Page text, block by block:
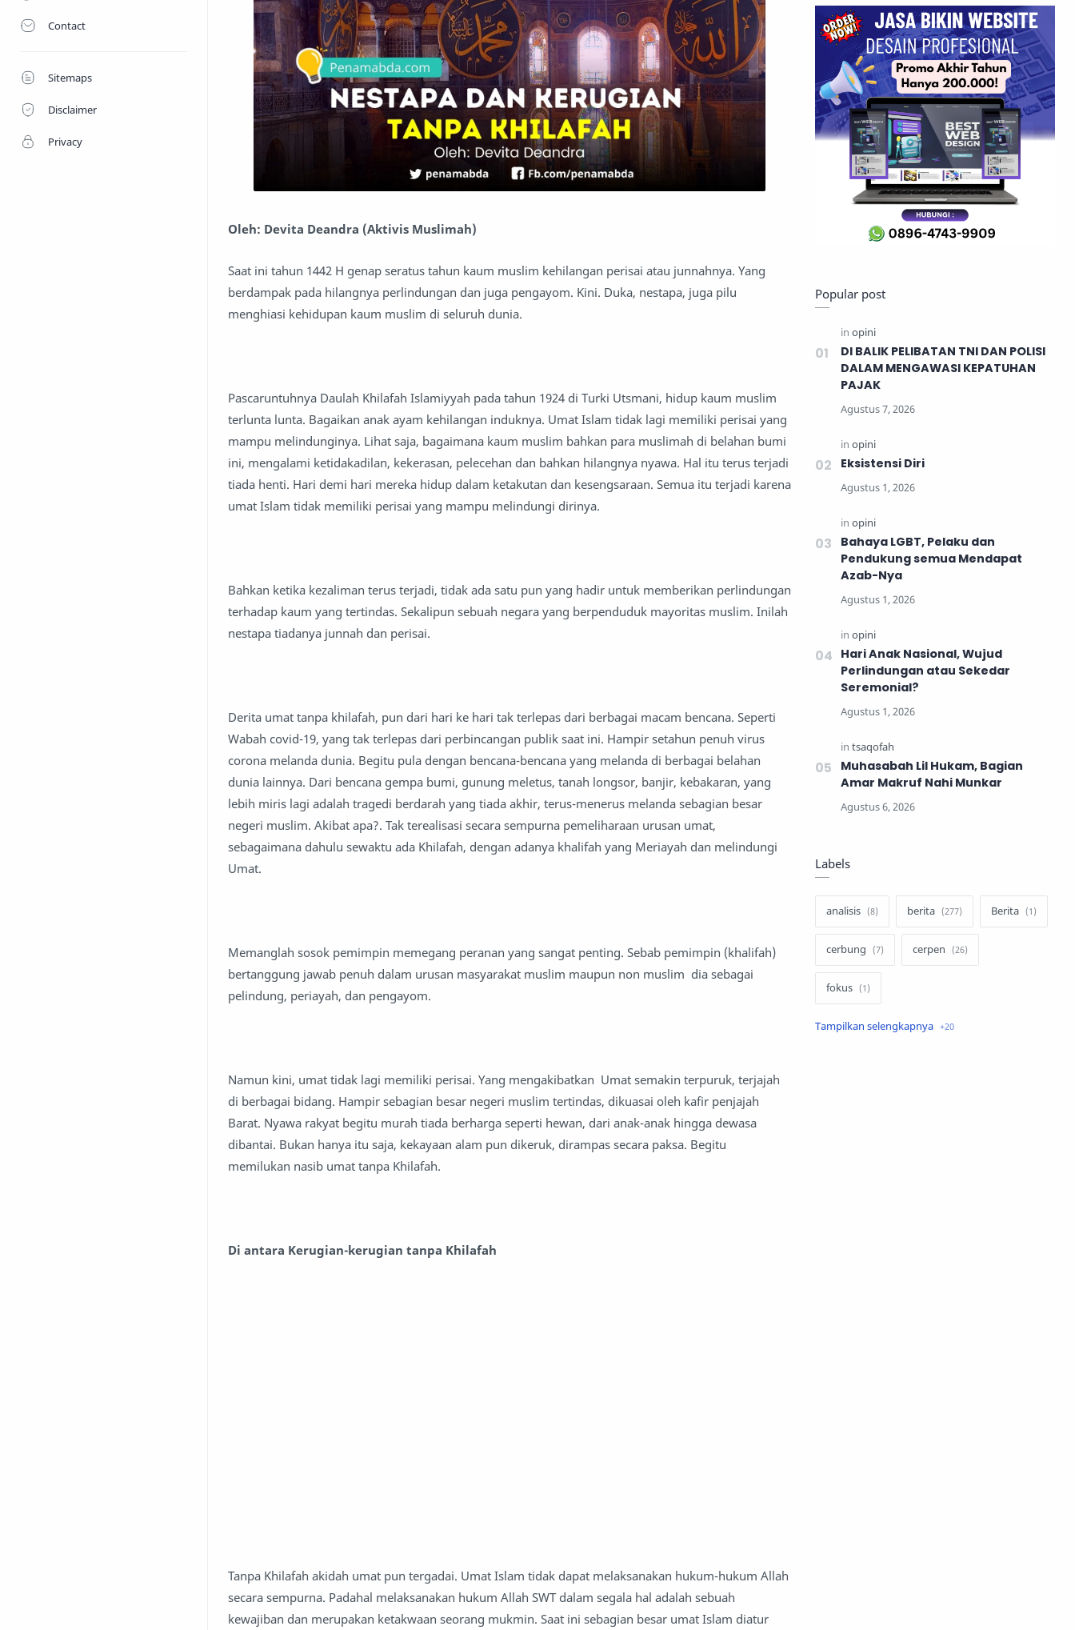
Contact
Sitemaps
Disclaimer
Privacy
Oleh: Devita Deandra (Aktivis Muslimah)
Saat ini tahun 1442 H genap seratus tahun kaum muslim kehilangan perisai atau junnahnya. Yang
berdampak pada hilangnya perlindungan dan juga pengayom. Kini. Duka, nestapa, juga pilu
menghiasi kehidupan kaum muslim di seluruh dunia.
Pascaruntuhnya Daulah Khilafah Islamiyyah pada tahun 1924 di Turki Utsmani, hidup kaum muslim
terlunta lunta. Bagaikan anak ayam kehilangan induknya. Umat Islam tidak lagi memiliki perisai yang
mampu melindunginya. Lihat saja, bagaimana kaum muslim bahkan para muslimah di belahan bumi
ini, mengalami ketidakadilan, kekerasan, pelecehan dan bahkan hilangnya nyawa. Hal itu terus terjadi
tiada henti. Hari demi hari mereka hidup dalam ketakutan dan kesengsaraan. Semua itu terjadi karena
umat Islam tidak memiliki perisai yang mampu melindungi dirinya.
Bahkan ketika kezaliman terus terjadi, tidak ada satu pun yang hadir untuk memberikan perlindungan
terhadap kaum yang tertindas. Sekalipun sebuah negara yang berpenduduk mayoritas muslim. Inilah
nestapa tiadanya junnah dan perisai.
Derita umat tanpa khilafah, pun dari hari ke hari tak terlepas dari berbagai macam bencana. Seperti
Wabah covid-19, yang tak terlepas dari perbincangan publik saat ini. Hampir setahun penuh virus
corona melanda dunia. Begitu pula dengan bencana-bencana yang melanda di berbagai belahan
dunia lainnya. Dari bencana gempa bumi, gunung meletus, tanah longsor, banjir, kebakaran, yang
lebih miris lagi adalah tragedi berdarah yang tiada akhir, terus-menerus melanda sebagian besar
negeri muslim. Akibat apa?. Tak terealisasi secara sempurna pemeliharaan urusan umat,
sebagaimana dahulu sewaktu ada Khilafah, dengan adanya khalifah yang Meriayah dan melindungi
Umat.
Memanglah sosok pemimpin memegang peranan yang sangat penting. Sebab pemimpin (khalifah)
bertanggung jawab penuh dalam urusan masyarakat muslim maupun non muslim dia sebagai
pelindung, periayah, dan pengayom.
Namun kini, umat tidak lagi memiliki perisai. Yang mengakibatkan Umat semakin terpuruk, terjajah
di berbagai bidang. Hampir sebagian besar negeri muslim tertindas, dikuasai oleh kafir penjajah
Barat. Nyawa rakyat begitu murah tiada berharga seperti hewan, dari anak-anak hingga dewasa
dibantai. Bukan hanya itu saja, kekayaan alam pun dikeruk, dirampas secara paksa. Begitu
memilukan nasib umat tanpa Khilafah.
Di antara Kerugian-kerugian tanpa Khilafah
Tanpa Khilafah akidah umat pun tergadai. Umat Islam tidak dapat melaksanakan hukum-hukum Allah
secara sempurna. Padahal melaksanakan hukum Allah SWT dalam segala hal adalah sebuah
kewajiban dan merupakan ketakwaan seorang mukmin. Saat ini sebagian besar umat Islam diatur
Popular post
DI BALIK PELIBATAN TNI DAN POLISI
DALAM MENGAWASI KEPATUHAN
PAJAK
Eksistensi Diri
Bahaya LGBT, Pelaku dan
Pendukung semua Mendapat
Azab-Nya
Hari Anak Nasional, Wujud
Perlindungan atau Sekedar
Seremonial?
Muhasabah Lil Hukam, Bagian
Amar Makruf Nahi Munkar
Labels
analisis berita Berita
cerbung cerpen
fokus
hukum internasional